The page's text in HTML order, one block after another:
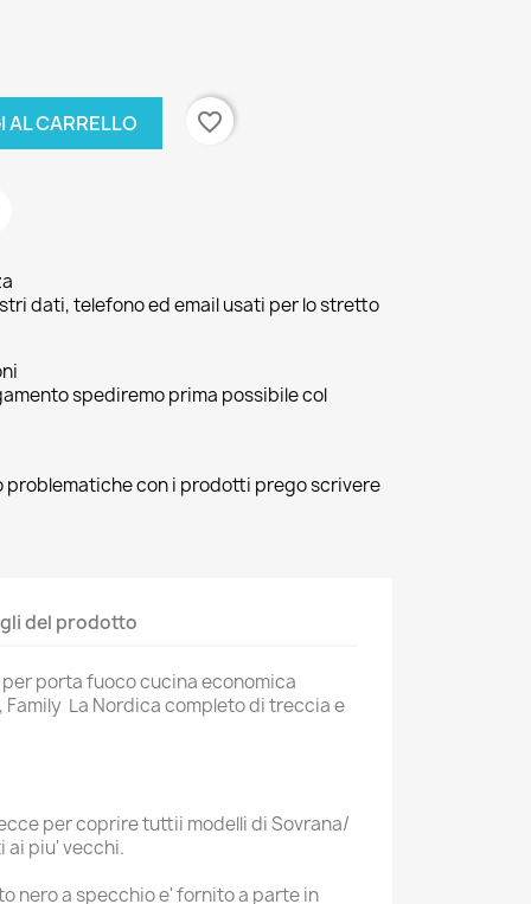
AL CARRELLO favorite_border
dati, telefono ed email usati per lo stretto
spediremo prima possibile col
problematiche con i prodotti prego scrivere
del prodotto
per porta fuoco cucina economica
Family La Nordica completo di treccia e
per coprire tuttii modelli di Sovrana/
ai piu' vecchi.
nero a specchio e' fornito a parte in